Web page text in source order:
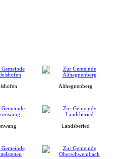
Althegnenberg
Landsberied